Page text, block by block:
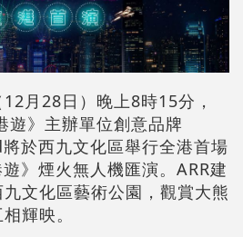
12月28日）晚上8時15分，
遊》主辦單位創意品牌
於西九文化區舉行全港首場
》煙火無人機匯演。ARR建
文化區藝術公園，觀賞大熊
輝映。